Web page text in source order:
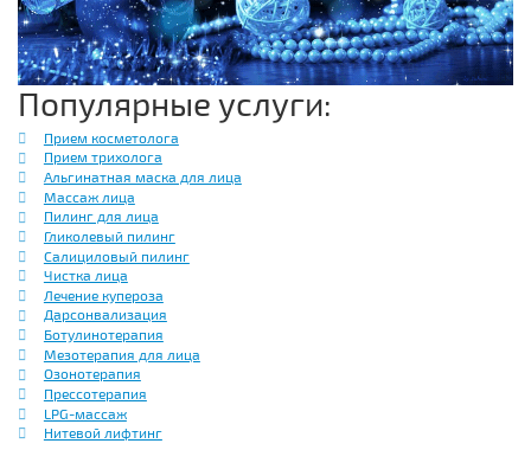
Популярные услуги:
Прием косметолога
Прием трихолога
Альгинатная маска для лица
Массаж лица
Пилинг для лица
Гликолевый пилинг
Салициловый пилинг
Чистка лица
Лечение купероза
Дарсонвализация
Ботулинотерапия
Мезотерапия для лица
Озонотерапия
Прессотерапия
LPG-массаж
Нитевой лифтинг